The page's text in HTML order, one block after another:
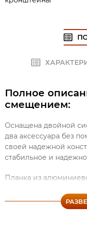
Полное
смещением:
Оснащена двойной
два аксессуара без
своей надежной
стабильное и
Планка из
улучшает